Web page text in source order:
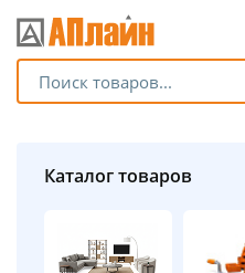
Каталог товаров
Разбейте
без переплат